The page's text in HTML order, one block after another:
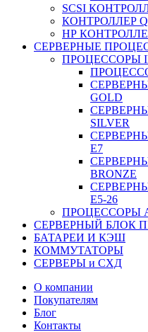
SCSI
КОНТРОЛЛЕР
НР
СЕРВЕРНЫЕ
ПРОЦЕССОРЫ
GOLD
SILVER
Е7
BRONZE
Е5-26
ПРОЦЕССОРЫ
СЕРВЕРНЫЙ БЛОК
БАТАРЕИ И КЭШ
КОММУТАТОРЫ
СЕРВЕРЫ и СХД
О компании
Покупателям
Блог
Контакты